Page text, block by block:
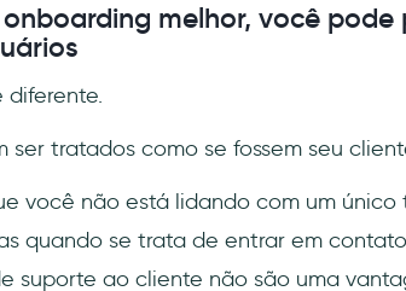
melhor, você pode
diferente.
ser tratados como se fossem seu
você não está lidando com um
quando se trata de entrar em
suporte ao cliente não são uma